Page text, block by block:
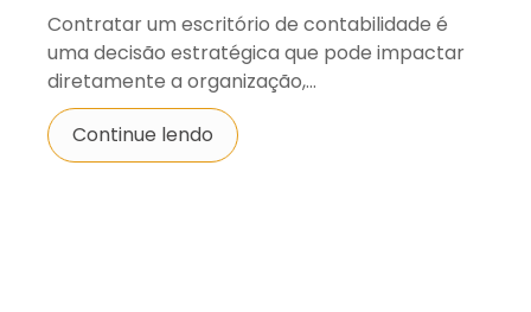
Contratar um escritório de contabilidade é
uma decisão estratégica que pode impactar
diretamente a organização,...
Continue lendo